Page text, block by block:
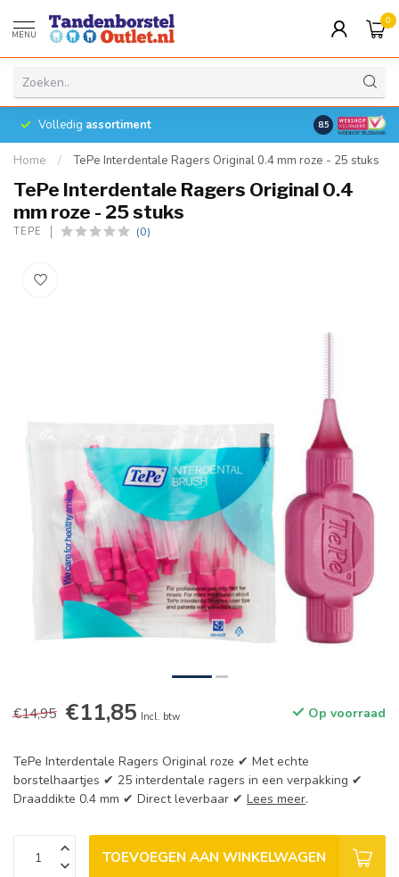
MENU
0
Volledig assortiment 8.5
Home / TePe Interdentale Ragers Original 0.4 mm roze - 25 stuks
TePe Interdentale Ragers Original 0.4
mm roze - 25 stuks
TEPE (0)
€14,95 €11,85 Incl. btw Op voorraad
TePe Interdentale Ragers Original roze ✔ Met echte
borstelhaartjes ✔ 25 interdentale ragers in een verpakking ✔
Draaddikte 0.4 mm ✔ Direct leverbaar ✔ Lees meer.
TOEVOEGEN AAN WINKELWAGEN